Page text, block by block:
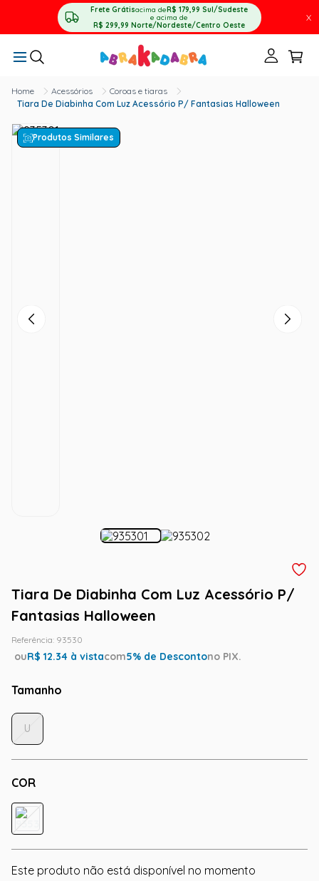
Frete Grátisacima deR$ 179,99 Sul/Sudeste
e acima de
R$ 299,99 Norte/Nordeste/Centro Oeste
X
Acessórios
Coroas e tiaras
Tiara De Diabinha Com Luz Acessório P/ Fantasias Halloween
Produtos Similares
Tiara De Diabinha Com Luz Acessório P/
Fantasias Halloween
Referência: 93530
ouR$ 12.34 à vistacom5% de Descontono PIX.
Tamanho
COR
U
Este produto não está disponível no momento